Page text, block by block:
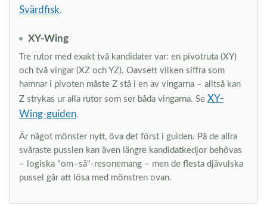
Svärdfisk.
XY-Wing
Tre rutor med exakt två kandidater var: en pivotruta (XY)
och två vingar (XZ och YZ). Oavsett vilken siffra som
hamnar i pivoten måste Z stå i en av vingarna – alltså kan
Z strykas ur alla rutor som ser båda vingarna. Se XY-
Wing-guiden.
Är något mönster nytt, öva det först i guiden. På de allra
svåraste pusslen kan även längre kandidatkedjor behövas
– logiska "om–så"-resonemang – men de flesta djävulska
pussel går att lösa med mönstren ovan.